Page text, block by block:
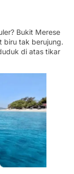
Bukit Merese
biru tak berujung.
di atas tikar